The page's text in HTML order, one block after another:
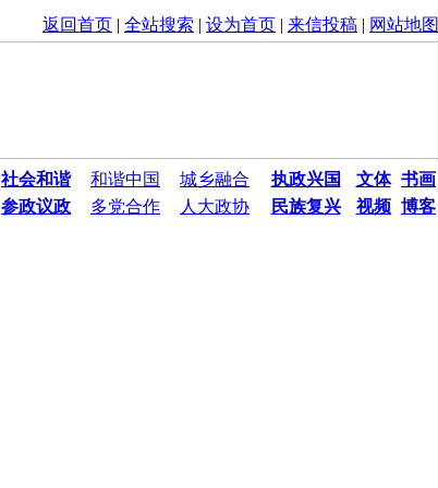
返回首页 | 全站搜索 | 设为首页 | 来信投稿 | 网站地图
社会和谐 和谐中国 城乡融合 执政兴国 文体 书画
参政议政 多党合作 人大政协 民族复兴 视频 博客